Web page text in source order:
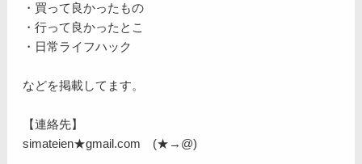
・買って良かったもの
・行って良かったとこ
・日常ライフハック
などを掲載してます。
【連絡先】
simateien★gmail.com (★→@)